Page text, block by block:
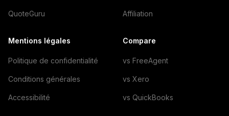
QuoteGuru Affiliation
Mentions légales
Politique de confidentialité
Conditions générales
Accessibilité
Compare
vs FreeAgent
vs Xero
vs QuickBooks